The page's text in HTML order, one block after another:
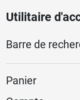
Utilitaire
Barre de
Panier